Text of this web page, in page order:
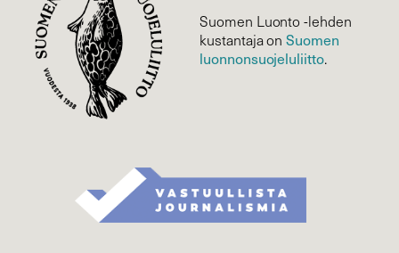
Suomen Luonto -lehden
kustantaja onSuomen
luonnonsuojelu­liitto.